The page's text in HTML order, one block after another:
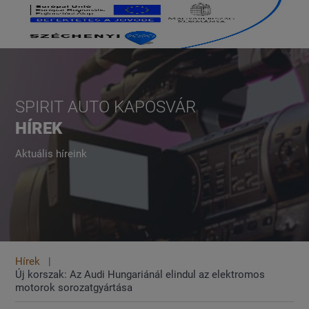
SPIRIT AUTO KAPOSVÁR
HÍREK
Aktuális híreink
Hírek
Új korszak: Az Audi Hungariánál elindul az elektromos
motorok sorozatgyártása